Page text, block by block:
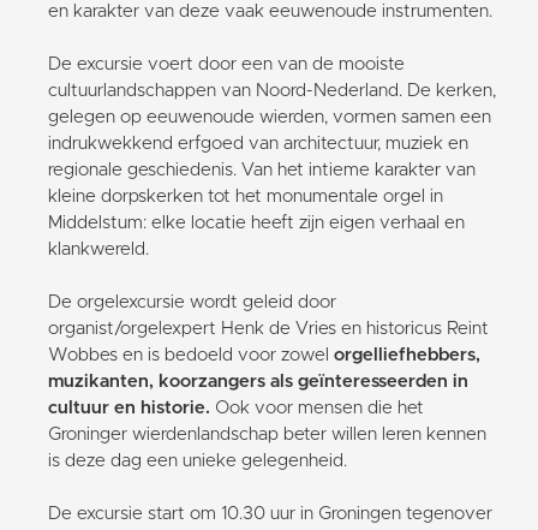
en karakter van deze vaak eeuwenoude instrumenten.
De excursie voert door een van de mooiste
cultuurlandschappen van Noord-Nederland. De kerken,
gelegen op eeuwenoude wierden, vormen samen een
indrukwekkend erfgoed van architectuur, muziek en
regionale geschiedenis. Van het intieme karakter van
kleine dorpskerken tot het monumentale orgel in
Middelstum: elke locatie heeft zijn eigen verhaal en
klankwereld.
De orgelexcursie wordt geleid door
organist/orgelexpert Henk de Vries en historicus Reint
Wobbes en is bedoeld voor zowel orgelliefhebbers,
muzikanten, koorzangers als geïnteresseerden in
cultuur en historie. Ook voor mensen die het
Groninger wierdenlandschap beter willen leren kennen
is deze dag een unieke gelegenheid.
De excursie start om 10.30 uur in Groningen tegenover